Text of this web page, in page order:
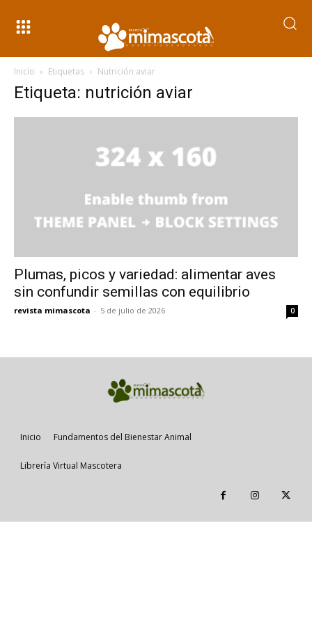
Inicio Etiquetas Nutrición aviar
Etiqueta: nutrición aviar
Plumas, picos y variedad: alimentar aves
sin confundir semillas con equilibrio
revista mimascota - 5 de julio de 2026 0
Inicio Fundamentos del Bienestar Animal
Librería Virtual Mascotera